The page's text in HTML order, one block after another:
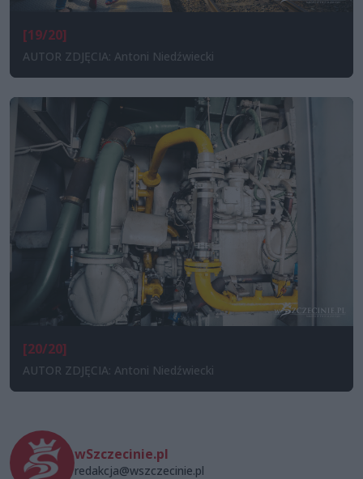
[19/20]
AUTOR ZDJĘCIA: Antoni Niedźwiecki
[20/20]
AUTOR ZDJĘCIA: Antoni Niedźwiecki
wSzczecinie.pl
redakcja@wszczecinie.pl